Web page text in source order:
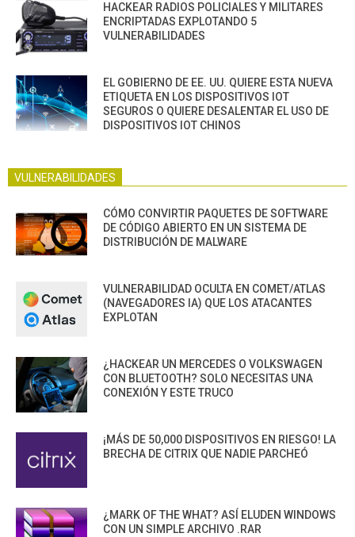
HACKEAR RADIOS POLICIALES Y MILITARES
ENCRIPTADAS EXPLOTANDO 5
VULNERABILIDADES
EL GOBIERNO DE EE. UU. QUIERE ESTA NUEVA
ETIQUETA EN LOS DISPOSITIVOS IOT
SEGUROS O QUIERE DESALENTAR EL USO DE
DISPOSITIVOS IOT CHINOS
VULNERABILIDADES
CÓMO CONVIRTIR PAQUETES DE SOFTWARE
DE CÓDIGO ABIERTO EN UN SISTEMA DE
DISTRIBUCIÓN DE MALWARE
VULNERABILIDAD OCULTA EN COMET/ATLAS
(NAVEGADORES IA) QUE LOS ATACANTES
EXPLOTAN
¿HACKEAR UN MERCEDES O VOLKSWAGEN
CON BLUETOOTH? SOLO NECESITAS UNA
CONEXIÓN Y ESTE TRUCO
¡MÁS DE 50,000 DISPOSITIVOS EN RIESGO! LA
BRECHA DE CITRIX QUE NADIE PARCHEÓ
¿MARK OF THE WHAT? ASÍ ELUDEN WINDOWS
CON UN SIMPLE ARCHIVO .RAR